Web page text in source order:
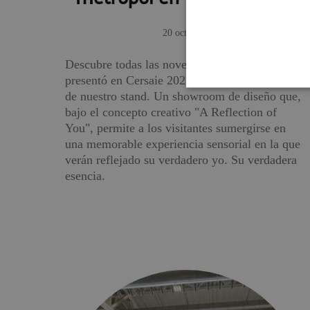
20 oct 2023
Descubre todas las novedades que Metropol
presentó en Cersaie 2023 a través del tour 360º
de nuestro stand. Un showroom de diseño que,
bajo el concepto creativo "A Reflection of
You", permite a los visitantes sumergirse en
una memorable experiencia sensorial en la que
verán reflejado su verdadero yo. Su verdadera
esencia.